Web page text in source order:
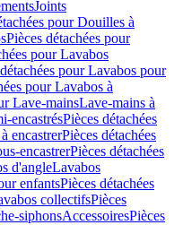
Joints
pour Douilles à
Pièces détachées pour
pour Lavabos
pour Lavabos pour
pour Lavabos à
Lave-mainsLave-mains à
encastrésPièces détachées
encastrerPièces détachées
encastrerPièces détachées
d'angleLavabos
enfantsPièces détachées
collectifsPièces
siphonsAccessoiresPièces